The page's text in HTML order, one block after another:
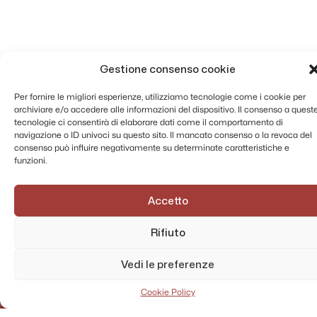
Gestione consenso cookie
Per fornire le migliori esperienze, utilizziamo tecnologie come i cookie per
archiviare e/o accedere alle informazioni del dispositivo. Il consenso a
tecnologie ci consentirà di elaborare dati come il comportamento di
navigazione o ID univoci su questo sito. Il mancato consenso o la revoca del
consenso può influire negativamente su determinate caratteristiche e
funzioni.
Accetto
Rifiuto
Vedi le preferenze
Cookie Policy